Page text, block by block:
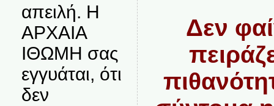
απειλή. Η
ΑΡΧΑΙΑ
ΙΘΩΜΗ σας
εγγυάται, ότι
δεν
Δεν